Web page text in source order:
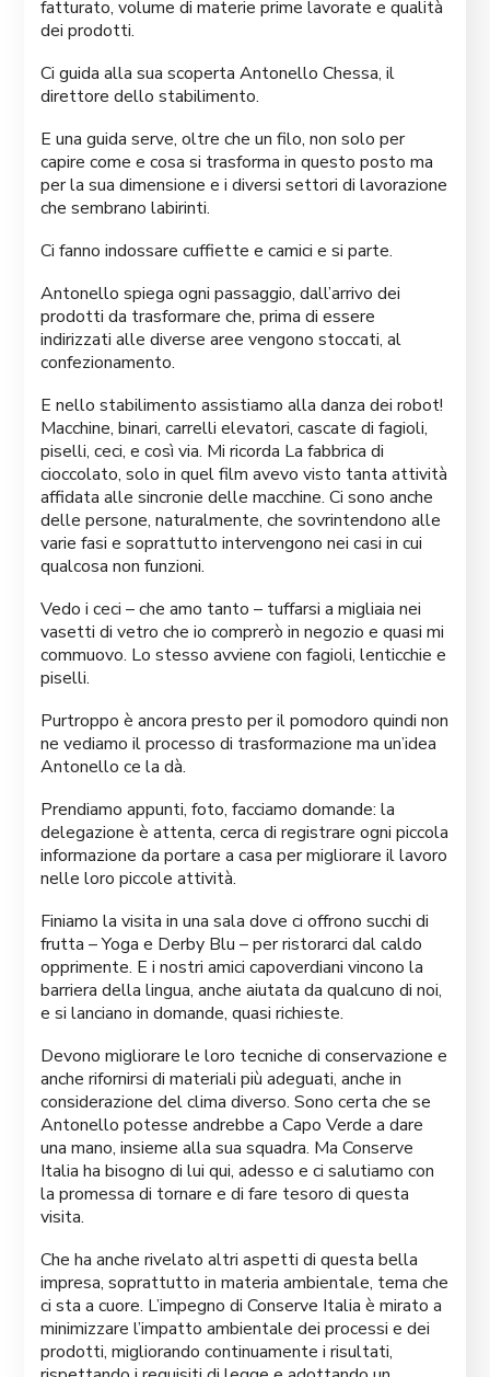
fatturato, volume di materie prime lavorate e qualità
dei prodotti.
Ci guida alla sua scoperta Antonello Chessa, il
direttore dello stabilimento.
E una guida serve, oltre che un filo, non solo per
capire come e cosa si trasforma in questo posto ma
per la sua dimensione e i diversi settori di lavorazione
che sembrano labirinti.
Ci fanno indossare cuffiette e camici e si parte.
Antonello spiega ogni passaggio, dall’arrivo dei
prodotti da trasformare che, prima di essere
indirizzati alle diverse aree vengono stoccati, al
confezionamento.
E nello stabilimento assistiamo alla danza dei robot!
Macchine, binari, carrelli elevatori, cascate di fagioli,
piselli, ceci, e così via. Mi ricorda La fabbrica di
cioccolato, solo in quel film avevo visto tanta attività
affidata alle sincronie delle macchine. Ci sono anche
delle persone, naturalmente, che sovrintendono alle
varie fasi e soprattutto intervengono nei casi in cui
qualcosa non funzioni.
Vedo i ceci – che amo tanto – tuffarsi a migliaia nei
vasetti di vetro che io comprerò in negozio e quasi mi
commuovo. Lo stesso avviene con fagioli, lenticchie e
piselli.
Purtroppo è ancora presto per il pomodoro quindi non
ne vediamo il processo di trasformazione ma un’idea
Antonello ce la dà.
Prendiamo appunti, foto, facciamo domande: la
delegazione è attenta, cerca di registrare ogni piccola
informazione da portare a casa per migliorare il lavoro
nelle loro piccole attività.
Finiamo la visita in una sala dove ci offrono succhi di
frutta – Yoga e Derby Blu – per ristorarci dal caldo
opprimente. E i nostri amici capoverdiani vincono la
barriera della lingua, anche aiutata da qualcuno di noi,
e si lanciano in domande, quasi richieste.
Devono migliorare le loro tecniche di conservazione e
anche rifornirsi di materiali più adeguati, anche in
considerazione del clima diverso. Sono certa che se
Antonello potesse andrebbe a Capo Verde a dare
una mano, insieme alla sua squadra. Ma Conserve
Italia ha bisogno di lui qui, adesso e ci salutiamo con
la promessa di tornare e di fare tesoro di questa
visita.
Che ha anche rivelato altri aspetti di questa bella
impresa, soprattutto in materia ambientale, tema che
ci sta a cuore. L’impegno di Conserve Italia è mirato a
minimizzare l’impatto ambientale dei processi e dei
prodotti, migliorando continuamente i risultati,